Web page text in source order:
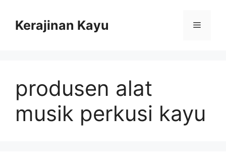
contentKerajinan Kayu Menu
produsen alat
musik perkusi kayu